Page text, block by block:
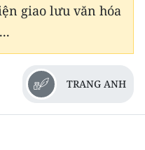
giao lưu văn hóa
TRANG ANH